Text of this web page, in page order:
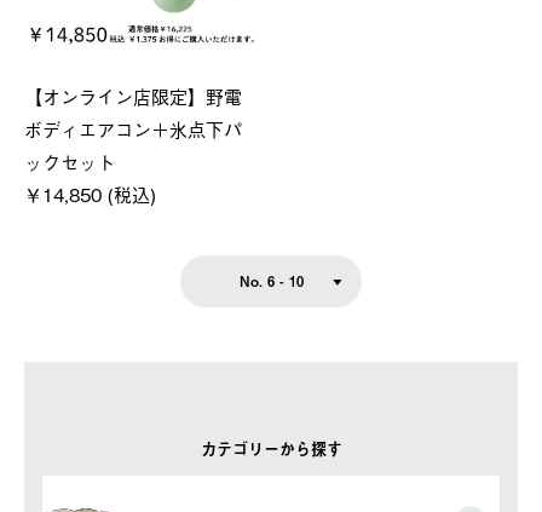
カテゴリーから探す
【オンライン店限定】野電
ボディエアコン＋氷点下パ
ックセット
￥14,850 (税込)
No. 6 - 10